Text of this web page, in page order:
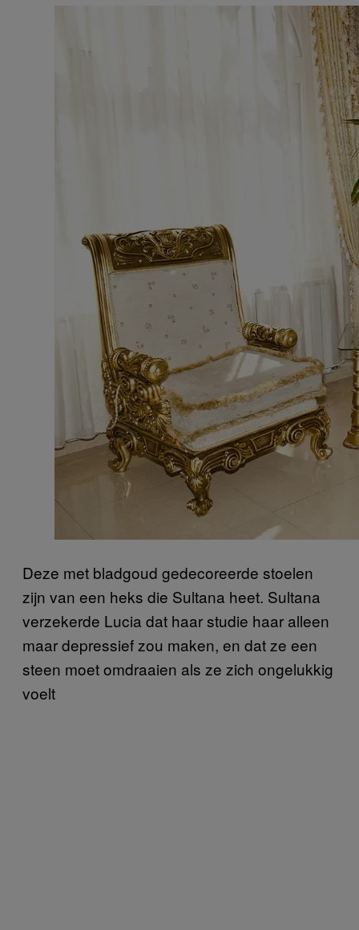
Deze met bladgoud gedecoreerde stoelen
zijn van een heks die Sultana heet. Sultana
verzekerde Lucia dat haar studie haar alleen
maar depressief zou maken, en dat ze een
steen moet omdraaien als ze zich ongelukkig
voelt